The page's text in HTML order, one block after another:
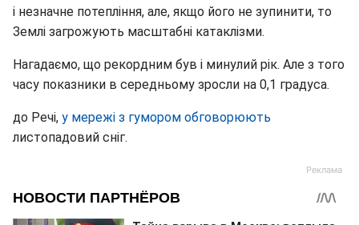
і незначне потепління, але, якщо його не зупинити, то
Землі загрожують масштабні катаклізми.
Нагадаємо, що рекордним був і минулий рік. Але з того
часу показники в середньому зросли на 0,1 градуса.
до Речі, у мережі з гумором обговорюють
листопадовий сніг.